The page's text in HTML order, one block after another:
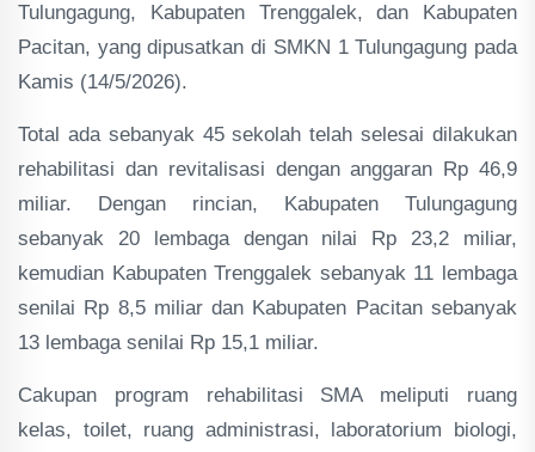
Tulungagung, Kabupaten Trenggalek, dan Kabupaten
Pacitan, yang dipusatkan di SMKN 1 Tulungagung pada
Kamis (14/5/2026).
Total ada sebanyak 45 sekolah telah selesai dilakukan
rehabilitasi dan revitalisasi dengan anggaran Rp 46,9
miliar. Dengan rincian, Kabupaten Tulungagung
sebanyak 20 lembaga dengan nilai Rp 23,2 miliar,
kemudian Kabupaten Trenggalek sebanyak 11 lembaga
senilai Rp 8,5 miliar dan Kabupaten Pacitan sebanyak
13 lembaga senilai Rp 15,1 miliar.
Cakupan program rehabilitasi SMA meliputi ruang
kelas, toilet, ruang administrasi, laboratorium biologi,